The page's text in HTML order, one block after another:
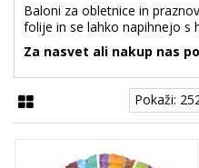
Baloni za obletnice in
folije in se lahko napihnejo s
Za nasvet ali nakup nas